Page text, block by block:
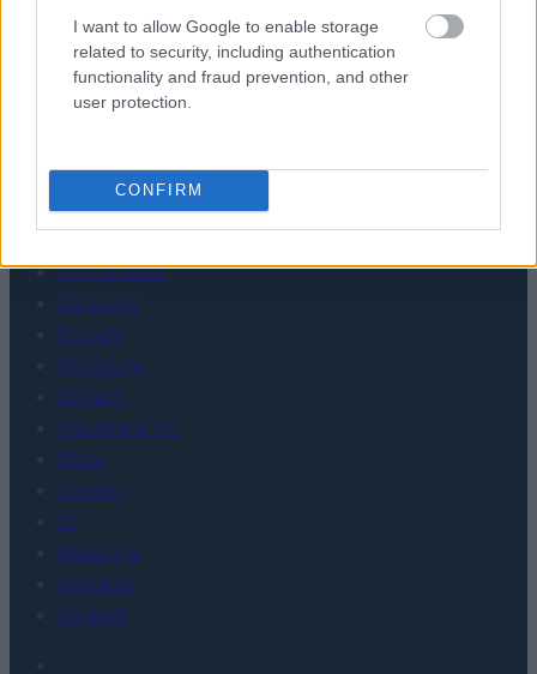
I want to allow Google to enable storage
related to security, including authentication
functionality and fraud prevention, and other
user protection.
CONFIRM
Urządzenia
SMARTFONY
WEARABLE
TV
Porównania
Co kupić
Porady
Promocje
FinTech
Hardware PC
Moto
Gaming
AI
Redakcja
Reklama
Kontakt